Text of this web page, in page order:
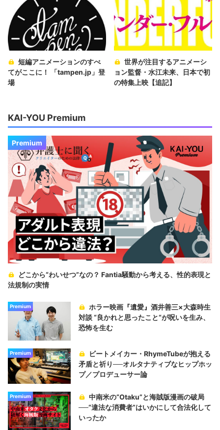
短編アニメーションのすべ
てがここに！ 「tampen.jp」登
場
世界が注目するアニメーシ
ョン監督・水江未来、日本で初
の特集上映【追記】
KAI-YOU Premium
Premium
どこから“わいせつ”なの？ Fantia騒動から考える、性的表現と
法規制の実情
Premium
ホラー映画『遺愛』酒井善三×大森時生
対談 “良かれと思ったこと“が呪いを生み、
恐怖を生む
Premium
ビートメイカー・RhymeTubeが抱える
矛盾と祈り──オルタナティブなヒップホッ
プ／プロデューサー論
Premium
中南米の“Otaku”と海賊版漫画の破局
──“違法な消費者”はいかにして合法化して
いったか